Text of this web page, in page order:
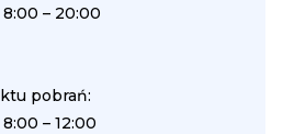
– 20:00
pobrań:
– 12:00